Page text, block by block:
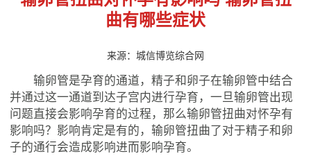
曲有哪些症状
来源：城信博览综合网
输卵管是孕育的通道，精子和卵子在输卵管中结合
并通过这一通道到达子宫内进行孕育，一旦输卵管出现
问题直接会影响孕育的过程，那么输卵管扭曲对怀孕有
影响吗？影响肯定是有的，输卵管扭曲了对于精子和卵
子的通行会造成影响进而影响孕育。